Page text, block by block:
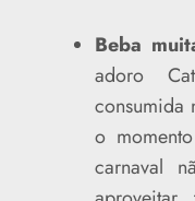
Beba
adoro
consumida
o
carnaval